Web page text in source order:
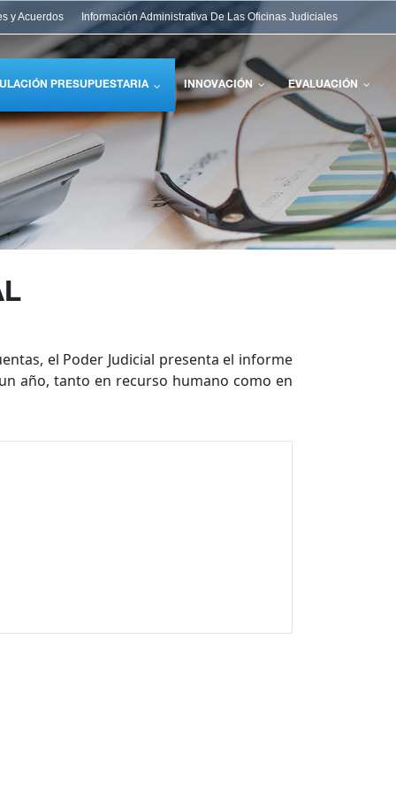
y Acuerdos Información Administrativa De Las Oficinas Judiciales
PRESUPUESTARIA INNOVACIÓN EVALUACIÓN
el Poder Judicial presenta el informe
año, tanto en recurso humano como en